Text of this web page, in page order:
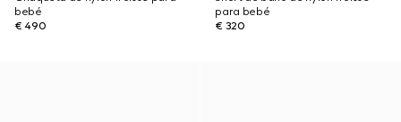
bebé
€ 490
para bebé
€ 320